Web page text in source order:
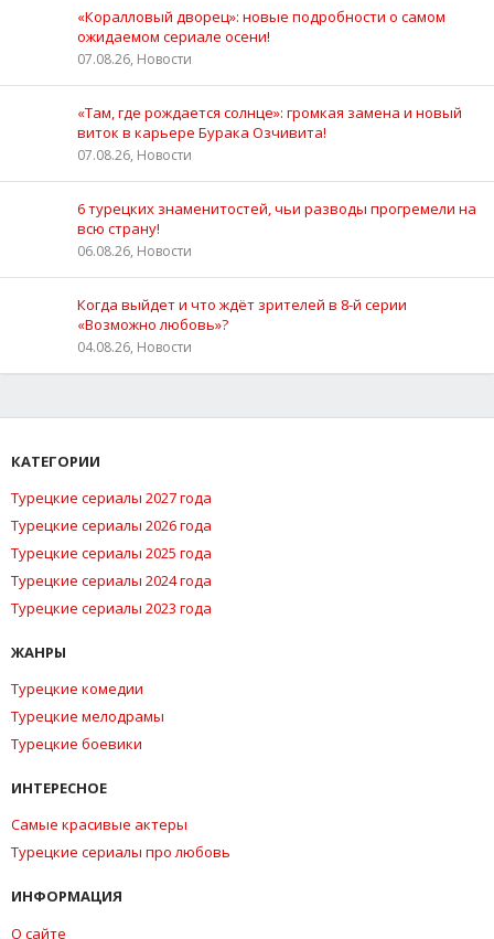
«Коралловый дворец»: новые подробности о самом
ожидаемом сериале осени!
07.08.26, Новости
«Там, где рождается солнце»: громкая замена и новый
виток в карьере Бурака Озчивита!
07.08.26, Новости
6 турецких знаменитостей, чьи разводы прогремели на
всю страну!
06.08.26, Новости
Когда выйдет и что ждёт зрителей в 8-й серии
«Возможно любовь»?
04.08.26, Новости
КАТЕГОРИИ
Турецкие сериалы 2027 года
Турецкие сериалы 2026 года
Турецкие сериалы 2025 года
Турецкие сериалы 2024 года
Турецкие сериалы 2023 года
ЖАНРЫ
Турецкие комедии
Турецкие мелодрамы
Турецкие боевики
ИНТЕРЕСНОЕ
Самые красивые актеры
Турецкие сериалы про любовь
ИНФОРМАЦИЯ
О сайте